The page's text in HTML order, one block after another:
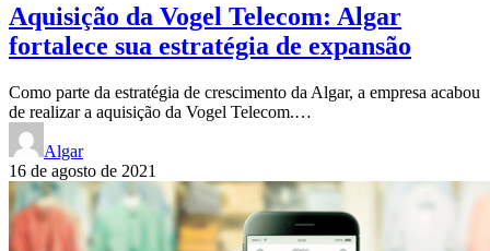
Aquisição da Vogel Telecom: Algar
fortalece sua estratégia de expansão
Como parte da estratégia de crescimento da Algar, a empresa acabou
de realizar a aquisição da Vogel Telecom.…
Algar
16 de agosto de 2021